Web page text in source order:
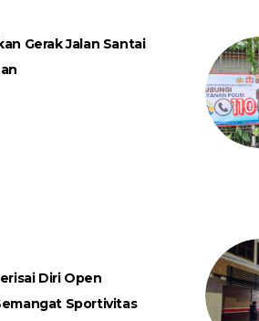
Gerak Jalan Santai
Diri Open
Sportivitas